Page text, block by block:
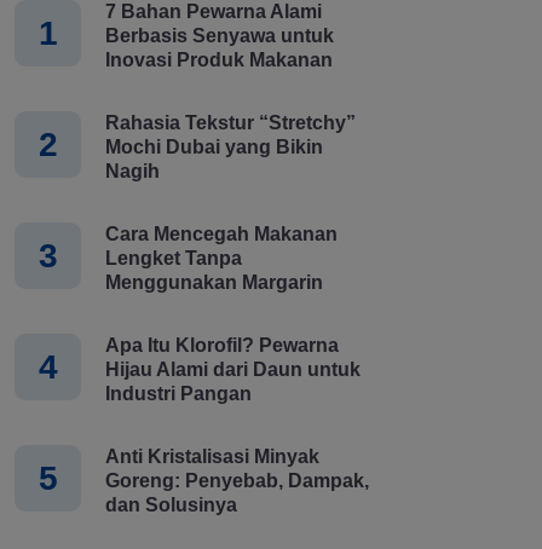
1
7 Bahan Pewarna Alami
Berbasis Senyawa untuk
Inovasi Produk Makanan
2
Rahasia Tekstur “Stretchy”
Mochi Dubai yang Bikin
Nagih
3
Cara Mencegah Makanan
Lengket Tanpa
Menggunakan Margarin
4
Apa Itu Klorofil? Pewarna
Hijau Alami dari Daun untuk
Industri Pangan
5
Anti Kristalisasi Minyak
Goreng: Penyebab, Dampak,
dan Solusinya